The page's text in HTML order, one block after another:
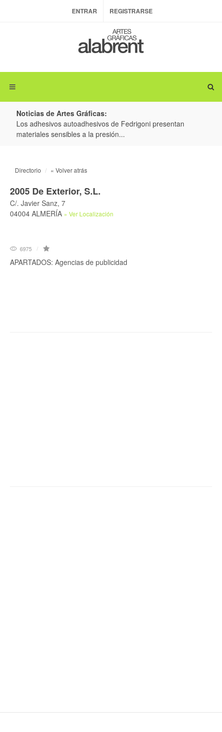
ENTRAR REGISTRARSE
Noticias de Artes Gráficas:
Los adhesivos autoadhesivos de Fedrigoni presentan
materiales sensibles a la presión...
Directorio « Volver atrás
2005 De Exterior, S.L.
C/. Javier Sanz, 7
04004 ALMERÍA » Ver Localización
6975
APARTADOS: Agencias de publicidad